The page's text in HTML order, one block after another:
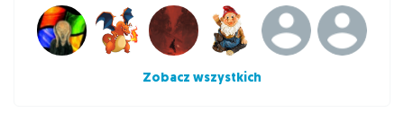
Zobacz wszystkich